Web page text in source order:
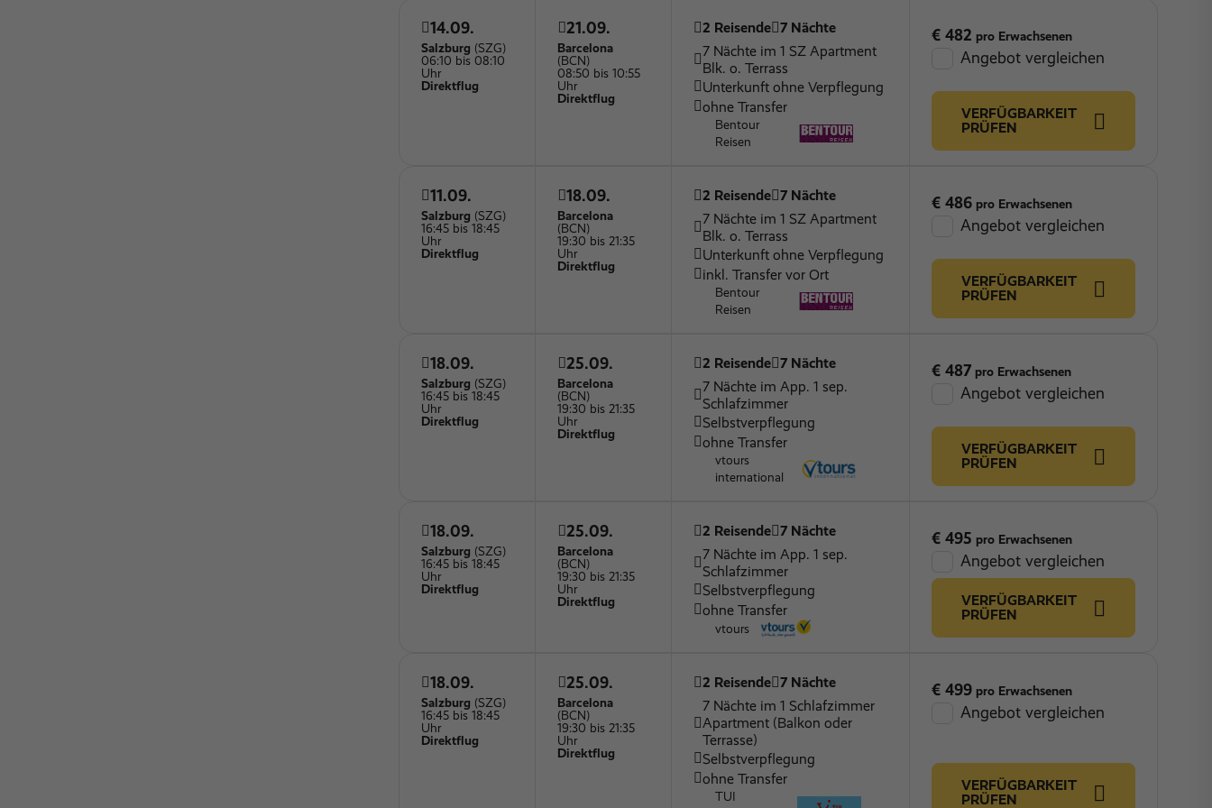
14.09.
Salzburg (SZG)
06:10 bis 08:10
Uhr
Direktflug
21.09.
Barcelona
(BCN)
08:50 bis 10:55
Uhr
Direktflug
2 Reisende 7 Nächte
7 Nächte im 1 SZ Apartment
Blk. o. Terrass
Unterkunft ohne Verpflegung
ohne Transfer
Bentour
Reisen
€ 482 pro Erwachsenen
Angebot vergleichen
VERFÜGBARKEIT
PRÜFEN
11.09.
Salzburg (SZG)
16:45 bis 18:45
Uhr
Direktflug
18.09.
Barcelona
(BCN)
19:30 bis 21:35
Uhr
Direktflug
2 Reisende 7 Nächte
7 Nächte im 1 SZ Apartment
Blk. o. Terrass
Unterkunft ohne Verpflegung
inkl. Transfer vor Ort
Bentour
Reisen
€ 486pro Erwachsenen
Angebot vergleichen
VERFÜGBARKEIT
PRÜFEN
18.09.
Salzburg (SZG)
16:45 bis 18:45
Uhr
Direktflug
25.09.
Barcelona
(BCN)
19:30 bis 21:35
Uhr
Direktflug
2 Reisende 7 Nächte
7 Nächte im App. 1 sep.
Schlafzimmer
Selbstverpflegung
ohne Transfer
vtours
international
€ 487pro Erwachsenen
Angebot vergleichen
VERFÜGBARKEIT
PRÜFEN
18.09.
Salzburg (SZG)
16:45 bis 18:45
Uhr
Direktflug
25.09.
Barcelona
(BCN)
19:30 bis 21:35
Uhr
Direktflug
2 Reisende 7 Nächte
7 Nächte im App. 1 sep.
Schlafzimmer
Selbstverpflegung
ohne Transfer
vtours
€ 495 pro Erwachsenen
Angebot vergleichen
VERFÜGBARKEIT
PRÜFEN
18.09.
Salzburg (SZG)
16:45 bis 18:45
Uhr
Direktflug
25.09.
Barcelona
(BCN)
19:30 bis 21:35
Uhr
Direktflug
2 Reisende 7 Nächte
7 Nächte im 1 Schlafzimmer
Apartment (Balkon oder
Terrasse)
Selbstverpflegung
ohne Transfer
TUI
€ 499pro Erwachsenen
Angebot vergleichen
VERFÜGBARKEIT
PRÜFEN